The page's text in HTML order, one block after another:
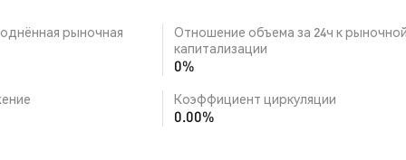
рыночная
Отношение объема за 24ч к
капитализации
0%
Коэффициент циркуляции
0.00%